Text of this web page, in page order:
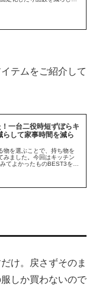
テムをご紹介して
一台二役時短ずぼらキ
らして家事時間を減ら
物を選ぶことで、持ち物を
みました。今回はキッチン
てよかったものBEST3をご
け。戻さずそのま
しか買わないので